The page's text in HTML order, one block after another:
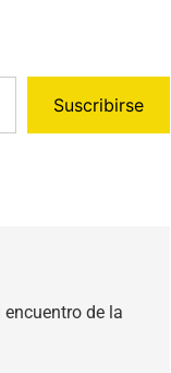
Suscribirse
de la